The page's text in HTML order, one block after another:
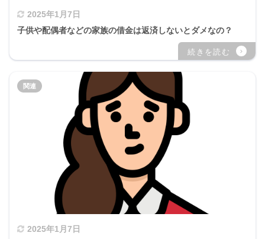
2025年1月7日
子供や配偶者などの家族の借金は返済しないとダメなの？
2025年1月7日